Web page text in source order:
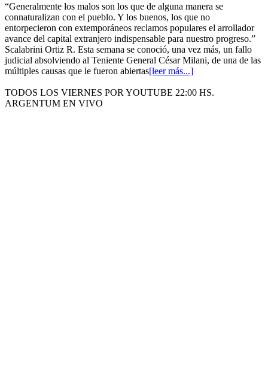
“Generalmente los malos son los que de alguna manera se
connaturalizan con el pueblo. Y los buenos, los que no
entorpecieron con extemporáneos reclamos populares el arrollador
avance del capital extranjero indispensable para nuestro progreso.”
Scalabrini Ortiz R. Esta semana se conoció, una vez más, un fallo
judicial absolviendo al Teniente General César Milani, de una de las
múltiples causas que le fueron abiertas[leer más...]
TODOS LOS VIERNES POR YOUTUBE 22:00 HS.
ARGENTUM EN VIVO